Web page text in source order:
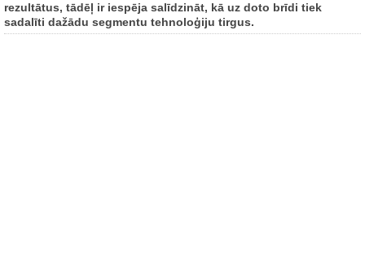
rezultātus, tādēļ ir iespēja salīdzināt, kā uz doto brīdi tiek
sadalīti dažādu segmentu tehnoloģiju tirgus.